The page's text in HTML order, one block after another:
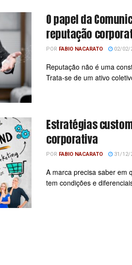
O papel da
reputação
POR FABIO NACARATO 02/02/
Reputação não é uma
Trata‑se de um ativo
Estratégias
corporativa
POR FABIO NACARATO 31/12/
A marca precisa saber em
tem condições e